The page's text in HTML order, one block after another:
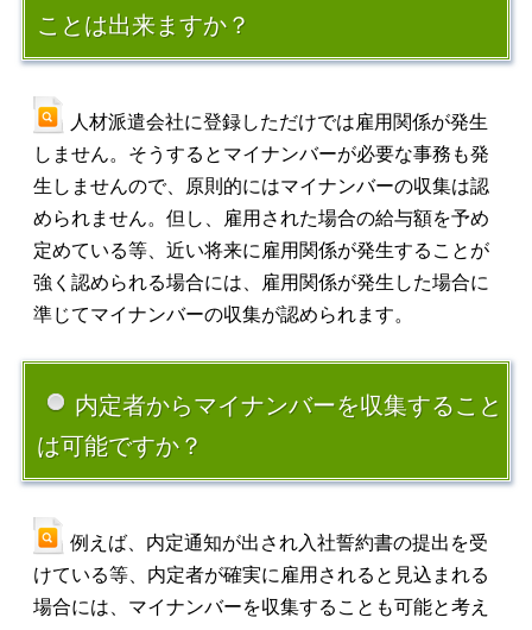
ことは出来ますか？
人材派遣会社に登録しただけでは雇用関係が発生
しません。そうするとマイナンバーが必要な事務も発
生しませんので、原則的にはマイナンバーの収集は認
められません。但し、雇用された場合の給与額を予め
定めている等、近い将来に雇用関係が発生することが
強く認められる場合には、雇用関係が発生した場合に
準じてマイナンバーの収集が認められます。
内定者からマイナンバーを収集すること
は可能ですか？
例えば、内定通知が出され入社誓約書の提出を受
けている等、内定者が確実に雇用されると見込まれる
場合には、マイナンバーを収集することも可能と考え